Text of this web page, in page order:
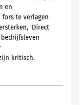
en
te verlagen
'Direct
bedrijfsleven
kritisch.